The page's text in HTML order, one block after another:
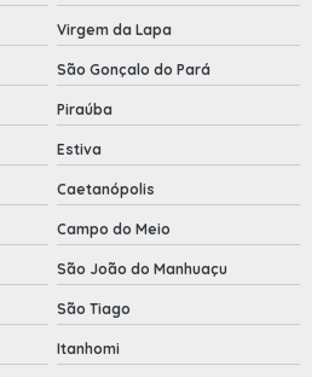
Virgem da Lapa
São Gonçalo do Pará
Piraúba
Estiva
Caetanópolis
Campo do Meio
São João do Manhuaçu
São Tiago
Itanhomi